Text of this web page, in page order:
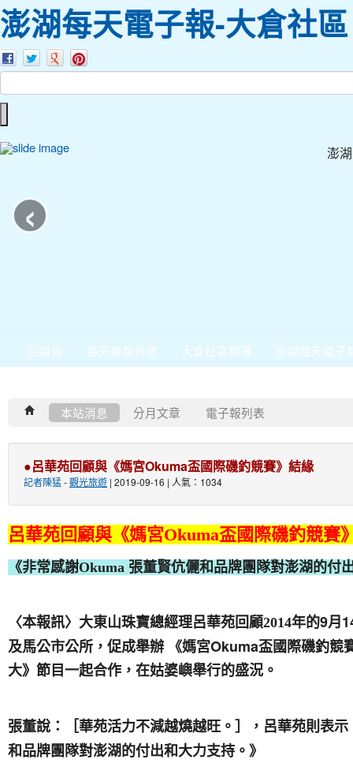
澎湖每天電子報-大倉社區
澎
‹
回首頁 每天最新消息 大倉社區相簿 澎湖每天電子
本站消息 分月文章 電子報列表
●呂華苑回顧與《媽宮Okuma盃國際磯釣競賽》結緣
記者陳猛-觀光旅遊 | 2019-09-16 | 人氣：1034
呂華苑回顧與《媽宮Okuma盃國際磯釣競賽
《非常感謝Okuma 張董賢伉儷和品牌團隊對澎湖的付
〈本報訊〉 大東山珠寶總經理呂華苑回顧2014年的9月
及馬公市公所，促成舉辦 《媽宮Okuma盃國際磯釣競
大》 節目一起合作，在姑婆嶼舉行的盛況。
張董說：［華苑活力不減越燒越旺。］，呂華苑則表示
和品牌團隊對澎湖的付出和大力支持。》